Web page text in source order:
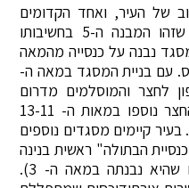
של העיר, ואחד הקדומים
ברחבי אנטוליה (ישנם הטוענים שזהו המבנה ה-5 בחשיבותו
נבנה על כנסייה מהמאה
עם בניית המסגד במאה ה-
לחצר והמוסלמים מדרום
לחצר. בחלק הצפון-מערבי של החצר נוספו במאות ה- 13-11
קיימים מסגדים נוספים
הבתולה" ראשית בנינה
מיוחס למאה ה 6 (ישנם טוענים שהיא נבנתה במאה ה- 3).